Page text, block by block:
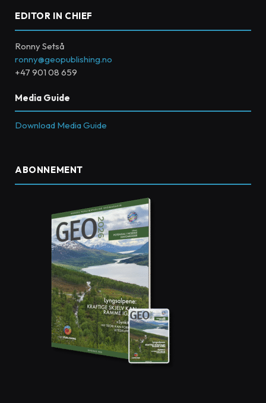
EDITOR IN CHIEF
Ronny Setså
ronny@geopublishing.no
+47 901 08 659
Media Guide
Download Media Guide
ABONNEMENT